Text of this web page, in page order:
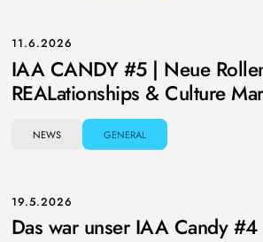
11.6.2026
IAA CANDY #5 | Neue
REALationships & Culture
NEWS GENERAL
19.5.2026
Das war unser IAA Candy #4